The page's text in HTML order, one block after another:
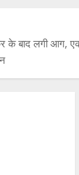
के बाद लगी आग,